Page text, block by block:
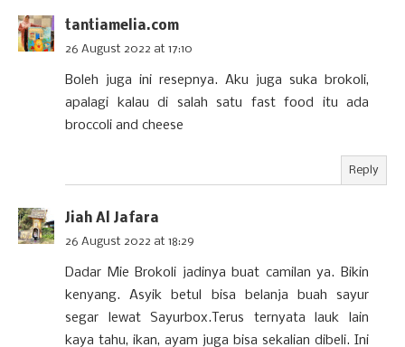
tantiamelia.com
26 August 2022 at 17:10
Boleh juga ini resepnya. Aku juga suka brokoli,
apalagi kalau di salah satu fast food itu ada
broccoli and cheese
Reply
Jiah Al Jafara
26 August 2022 at 18:29
Dadar Mie Brokoli jadinya buat camilan ya. Bikin
kenyang. Asyik betul bisa belanja buah sayur
segar lewat Sayurbox.Terus ternyata lauk lain
kaya tahu, ikan, ayam juga bisa sekalian dibeli. Ini